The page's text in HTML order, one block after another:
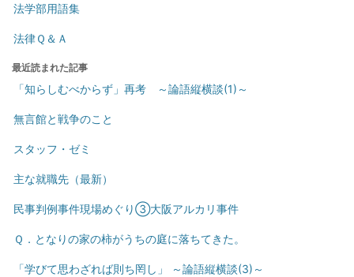
法学部用語集
法律Ｑ＆Ａ
最近読まれた記事
「知らしむべからず」再考 ～論語縦横談(1)～
無言館と戦争のこと
スタッフ・ゼミ
主な就職先（最新）
民事判例事件現場めぐり③大阪アルカリ事件
Ｑ．となりの家の柿がうちの庭に落ちてきた。
「学びて思わざれば則ち罔し」 ～論語縦横談(3)～